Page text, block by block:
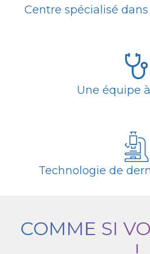
Centre spécialisé
Une équipe
Technologie de
COMME SI